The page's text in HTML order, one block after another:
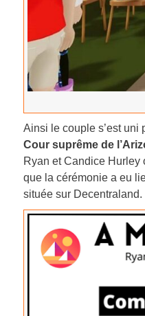
Ainsi le couple s’est uni
Cour suprême de
Ryan et Candice Hurley
que la cérémonie a eu
située sur Decentraland.